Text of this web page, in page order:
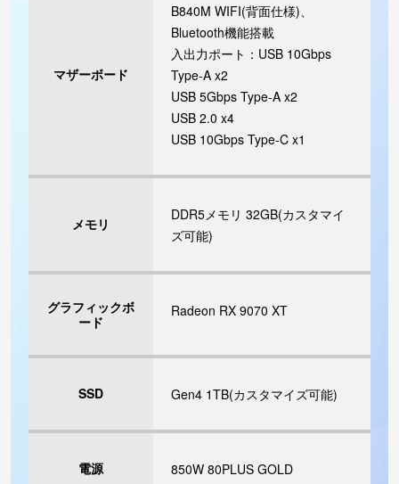
マザーボード
B840M WIFI(背面仕様)、
Bluetooth機能搭載
入出力ポート：USB 10Gbps
Type-A x2
USB 5Gbps Type-A x2
USB 2.0 x4
USB 10Gbps Type-C x1
メモリ
DDR5メモリ 32GB(カスタマイ
ズ可能)
グラフィックボ
ード
Radeon RX 9070 XT
SSD Gen4 1TB(カスタマイズ可能)
電源 850W 80PLUS GOLD